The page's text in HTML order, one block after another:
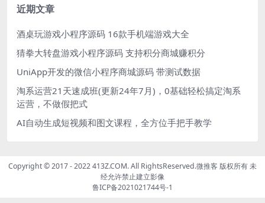
近期文章
酒桌玩游戏小程序源码 16款手机端游戏大全
猜拳大转盘游戏小程序源码 支持积分商城赚积分
UniApp开发的微信小程序商城源码 带测试数据
淘系运营21天速成班(更新24年7月)，0基础轻松搞定淘系
运营，不做假把式
AI自动生成短视频和图文课程，全方位手把手教学
Copyright © 2017 - 2022 413Z.COM. All RightsReserved.微推客 版权所有 未
经允许禁止建立影像
鲁ICP备2021021744号-1